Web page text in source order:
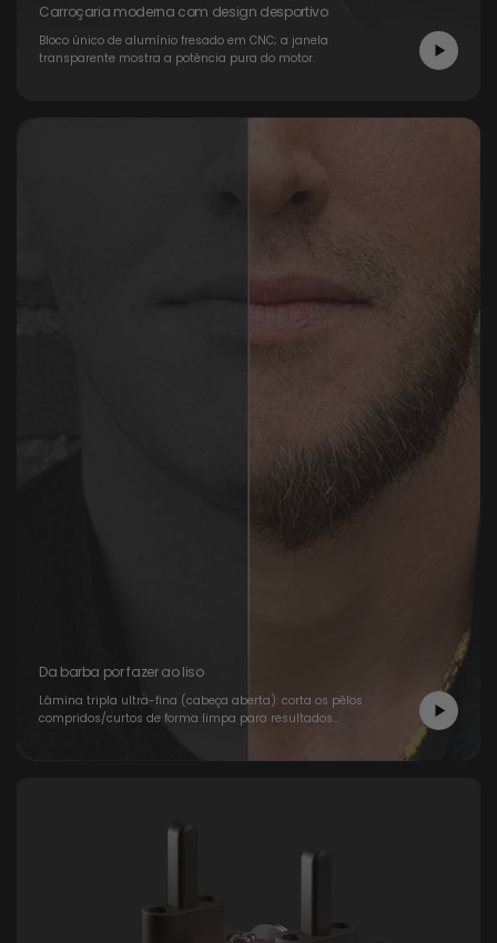
Carroçaria moderna com design desportivo
Bloco único de alumínio fresado em CNC; a janela
transparente mostra a potência pura do motor.
Da barba por fazer ao liso
Lâmina tripla ultra-fina (cabeça aberta): corta os pêlos
compridos/curtos de forma limpa para resultados